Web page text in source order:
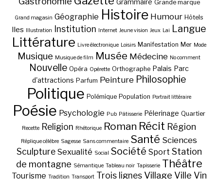
Grammaire Grande marque
Grand magasin Géographie Histoire Humour Hôtels
Iles Illustration Institution Internet Jeune vision Jeux Lai Langue
Littérature Livre électronique Loisirs Manifestation Mer Mode
Musique Musique de film Musée Médecine No comment
Nouvelle Opéra Opérette Orthographe Palais Parc
d'attractions Parfum Peinture Philosophie
Politique Polémique Population Portrait littéraire
Poésie Psychologie Pub Pâtisserie Pélerinage Quartier
Recette Religion Rhétorique Roman Récit Région
Réplique célèbre Sagesse Sans commentaire Santé Sciences
Sculpture Sexualité Social Société Sport Station
de montagne Sémantique Tableau noir Tapisserie Théâtre
Tourisme Tradition Transport Trois lignes Village Ville Vin